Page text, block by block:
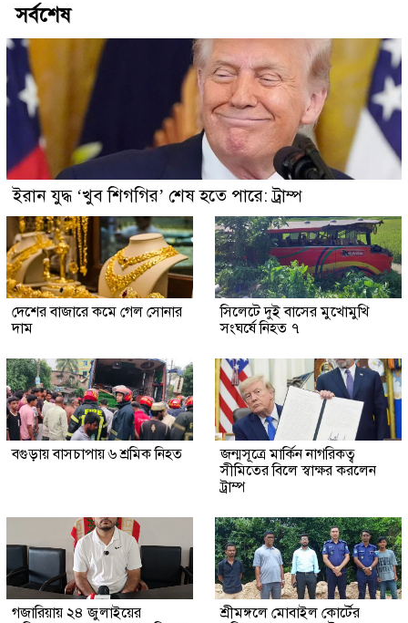
সর্বশেষ
ইরান যুদ্ধ ‘খুব শিগগির’ শেষ হতে পারে: ট্রাম্প
দেশের বাজারে কমে গেল সোনার
দাম
সিলেটে দুই বাসের মুখোমুখি
সংঘর্ষে নিহত ৭
বগুড়ায় বাসচাপায় ৬ শ্রমিক নিহত
জন্মসূত্রে মার্কিন নাগরিকত্ব
সীমিতের বিলে স্বাক্ষর করলেন
ট্রাম্প
গজারিয়ায় ২৪ জুলাইয়ের
শ্রীমঙ্গলে মোবাইল কোর্টের